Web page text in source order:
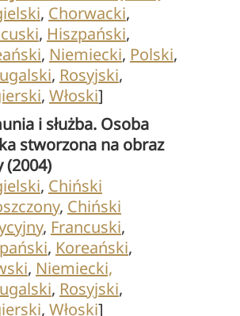
, Chorwacki,
, Hiszpański,
, Niemiecki, Polski,
, Rosyjski,
, Włoski]
i służba. Osoba
stworzona na obraz
(2004)
, Chiński
, Chiński
, Francuski,
, Koreański,
, Niemiecki,
, Rosyjski,
, Włoski]